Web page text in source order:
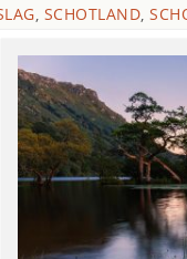
, SCHOTLAND,